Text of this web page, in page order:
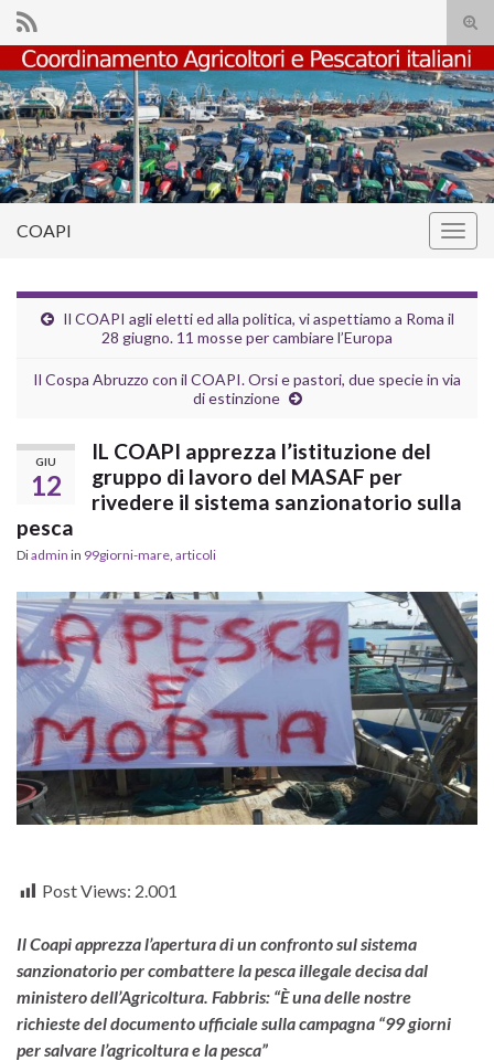
il
di
Search for:
COAPI
Il COAPI agli eletti ed alla politica, vi aspettiamo a Roma il
28 giugno. 11 mosse per cambiare l’Europa
Il Cospa Abruzzo con il COAPI. Orsi e pastori, due specie in via
di estinzione
GIU
12
IL COAPI apprezza l’istituzione del
gruppo di lavoro del MASAF per
rivedere il sistema sanzionatorio sulla
pesca
Diadmin in 99giorni-mare, articoli
Post Views: 2.001
Il Coapi apprezza l’apertura di un confronto sul sistema
sanzionatorio per combattere la pesca illegale decisa dal
ministero dell’Agricoltura. Fabbris: “È una delle nostre
richieste del documento ufficiale sulla campagna “99 giorni
per salvare l’agricoltura e la pesca”